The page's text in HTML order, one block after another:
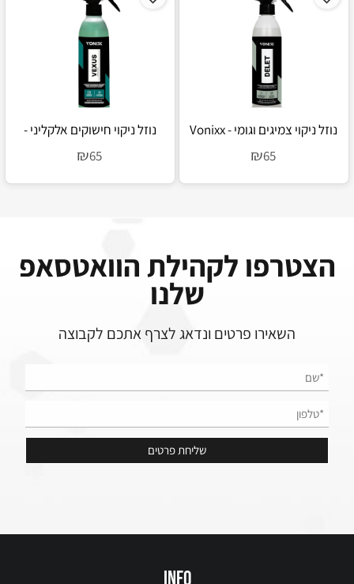
נוזל ניקוי צמיגים וגומי - Vonixx
₪65
נוזל ניקוי חישוקים אלקליני -
₪65
הצטרפו לקהילת הוואטסאפ
שלנו
השאירו פרטים ונדאג לצרף אתכם לקבוצה